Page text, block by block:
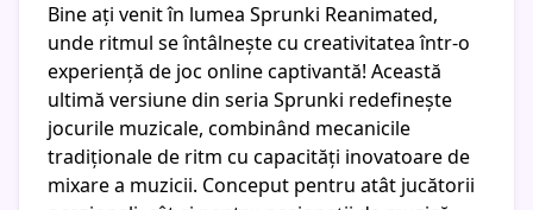
Bine ați venit în lumea Sprunki Reanimated,
unde ritmul se întâlnește cu creativitatea într-o
experiență de joc online captivantă! Această
ultimă versiune din seria Sprunki redefinește
jocurile muzicale, combinând mecanicile
tradiționale de ritm cu capacități inovatoare de
mixare a muzicii. Conceput pentru atât jucătorii